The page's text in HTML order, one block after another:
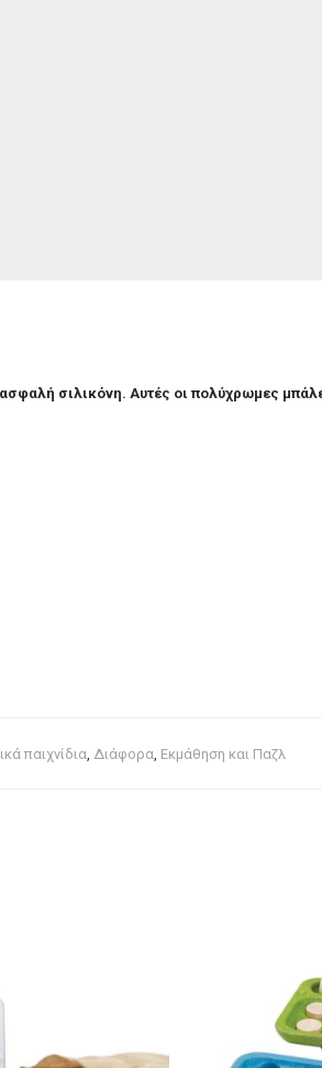
σιλικόνη. Αυτές οι πολύχρωμες
παιχνίδια Διάφορα Εκμάθηση και Παζλ